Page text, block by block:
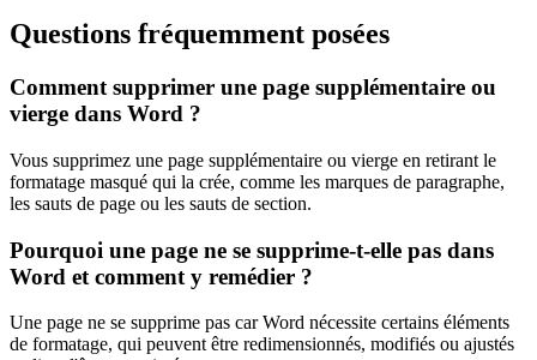
Questions fréquemment posées
Comment supprimer une page supplémentaire ou
vierge dans Word ?
Vous supprimez une page supplémentaire ou vierge en retirant le
formatage masqué qui la crée, comme les marques de paragraphe,
les sauts de page ou les sauts de section.
Pourquoi une page ne se supprime-t-elle pas dans
Word et comment y remédier ?
Une page ne se supprime pas car Word nécessite certains éléments
de formatage, qui peuvent être redimensionnés, modifiés ou ajustés